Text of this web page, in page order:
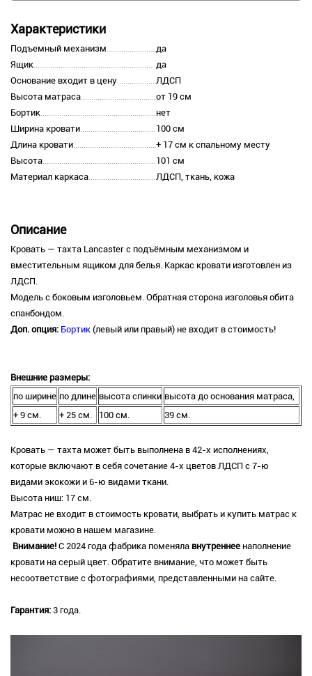
Характеристики
Подъемный механизм
да
Ящик
да
Основание входит в цену
ЛДСП
Высота матраса
от 19 см
Бортик
нет
Ширина кровати
100 см
Длина кровати
+ 17 см к спальному месту
Высота
101 см
Материал каркаса
ЛДСП, ткань, кожа
Описание
Кровать — тахта Lancaster с подъёмным механизмом и
вместительным ящиком для белья. Каркас кровати изготовлен из
ЛДСП.
Модель с боковым изголовьем. Обратная сторона изголовья обита
спанбондом.
Доп. опция: Бортик (левый или правый) не входит в стоимость!
Внешние размеры:
по ширине по длине высота спинки высота до основания матраса,
+ 9 см.
+ 25 см. 100 см. 39 см.
Кровать — тахта может быть выполнена в 42-х исполнениях,
которые включают в себя сочетание 4-х цветов ЛДСП с 7-ю
видами экокожи и 6-ю видами ткани.
Высота ниш: 17 см.
Матрас не входит в стоимость кровати, выбрать и купить матрас к
кровати можно в нашем магазине.
Внимание! С 2024 года фабрика поменяла внутреннее наполнение
кровати на серый цвет. Обратите внимание, что может быть
несоответствие с фотографиями, представленными на сайте.
Гарантия: 3 года.